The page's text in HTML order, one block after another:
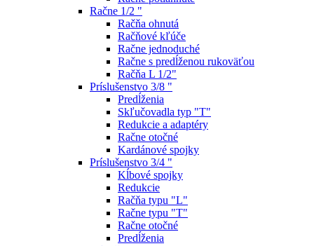
Račne 1/2 "
Račňa ohnutá
Račňové kľúče
Račne jednoduché
Račne s predĺženou rukoväťou
Račňa L 1/2"
Príslušenstvo 3/8 "
Predĺženia
Skľučovadla typ "T"
Redukcie a adaptéry
Račne otočné
Kardánové spojky
Príslušenstvo 3/4 "
Kĺbové spojky
Redukcie
Račňa typu "L"
Račne typu "T"
Račne otočné
Predĺženia